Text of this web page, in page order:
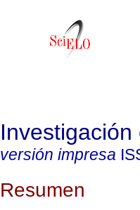
versión impresa
Resumen